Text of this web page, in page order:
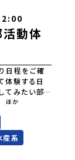
動体
日程をご確
体験する日
てみたい部
ださい。
や集合時
２４１１）
の実施日一
申し込み
ほか
産系